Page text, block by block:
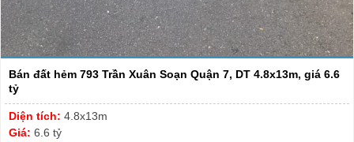
Bán đất hẻm 793 Trần Xuân Soạn Quận 7, DT 4.8x13m, giá 6.6
tỷ
Diện tích: 4.8x13m
Giá: 6.6 tỷ